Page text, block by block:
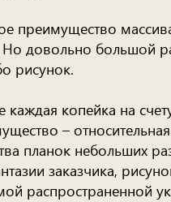
преимущество
довольно большой
рисунок.
каждая копейка на
–
планок небольших
заказчика,
распространенной